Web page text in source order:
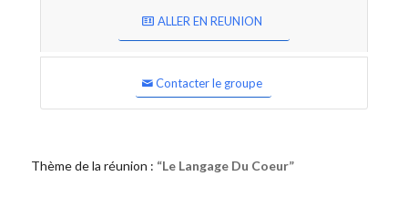
ALLER EN REUNION
Contacter le groupe
Thème de la réunion : “Le Langage Du Coeur”